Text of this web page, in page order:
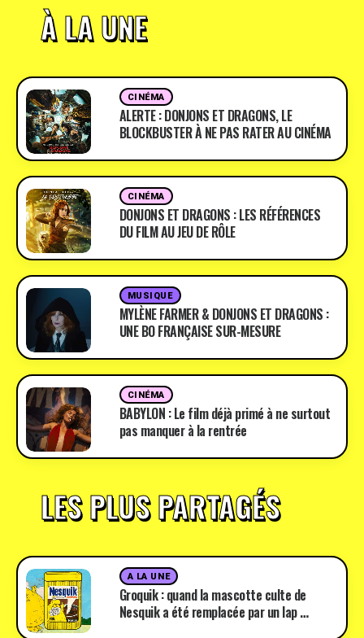
À LA UNE
CINÉMA
ALERTE : DONJONS ET DRAGONS, LE
BLOCKBUSTER À NE PAS RATER AU CINÉMA
CINÉMA
DONJONS ET DRAGONS : LES RÉFÉRENCES
DU FILM AU JEU DE RÔLE
MUSIQUE
MYLÈNE FARMER & DONJONS ET DRAGONS :
UNE BO FRANÇAISE SUR-MESURE
CINÉMA
BABYLON : Le film déjà primé à ne surtout
pas manquer à la rentrée
LES PLUS PARTAGÉS
A LA UNE
Groquik : quand la mascotte culte de
Nesquik a été remplacée par un lap …